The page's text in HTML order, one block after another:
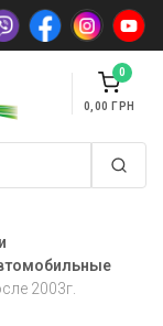
0
0,00
2003г.